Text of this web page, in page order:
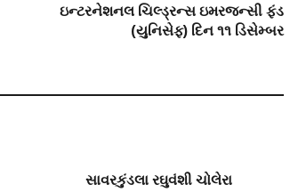
ઇન્ટરનેશનલ ચિલ્ડ્રન્સ ઇમરજન્સી ફંડ
(યુનિસેફ) દિન ૧૧ ડિસેમ્બર
સાવરકુંડલા રઘુવંશી ચોલેરા